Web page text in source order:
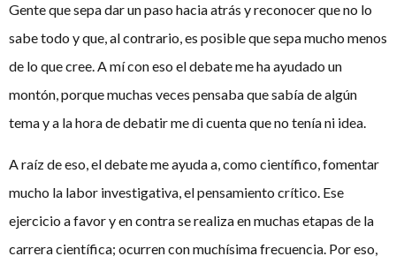
Gente que sepa dar un paso hacia atrás y reconocer que no lo
sabe todo y que, al contrario, es posible que sepa mucho menos
de lo que cree. A mí con eso el debate me ha ayudado un
montón, porque muchas veces pensaba que sabía de algún
tema y a la hora de debatir me di cuenta que no tenía ni idea.
A raíz de eso, el debate me ayuda a, como científico, fomentar
mucho la labor investigativa, el pensamiento crítico. Ese
ejercicio a favor y en contra se realiza en muchas etapas de la
carrera científica; ocurren con muchísima frecuencia. Por eso,